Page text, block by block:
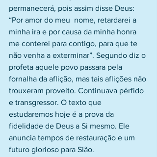
permanecerá, pois assim disse Deus:
“Por amor do meu  nome, retardarei a
minha ira e por causa da minha honra
me conterei para contigo, para que te
não venha a exterminar”. Segundo diz o
profeta aquele povo passara pela
fornalha da aflição, mas tais aflições não
trouxeram proveito. Continuava pérfido
e transgressor. O texto que
estudaremos hoje é a prova da
fidelidade de Deus a Si mesmo. Ele
anuncia tempos de restauração e um
futuro glorioso para Sião.